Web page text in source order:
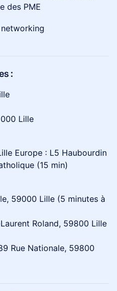
des PME
networking
:
Lille
Europe : L5 Haubourdin
(15 min)
59000 Lille (5 minutes à
Roland, 59800 Lille
Rue Nationale, 59800